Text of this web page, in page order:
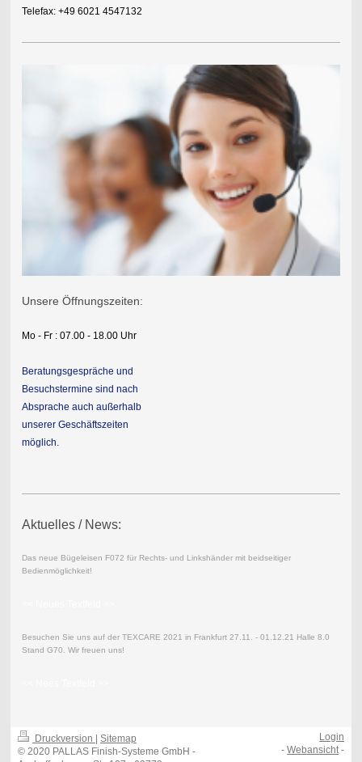
Telefax: +49 6021 4547132
Unsere Öffnungszeiten:
Mo - Fr : 07.00 - 18.00 Uhr
Beratungsgespräche und
Besuchstermine sind nach
Absprache auch außerhalb
unserer Geschäftszeiten
möglich.
Aktuelles / News:
Das neue Bügeleisen F072 für Rechts- und Linkshänder mit beidseitiger
Bedienmöglichkeit!
Besuchen Sie uns auf der TEXCARE 2021 in Frankfurt 27.11. - 01.12.21 Halle 8.0
Stand G70. Wir freuen uns!
Druckversion | Sitemap
© 2020 PALLAS Finish-Systeme GmbH -
Login
-Webansicht -